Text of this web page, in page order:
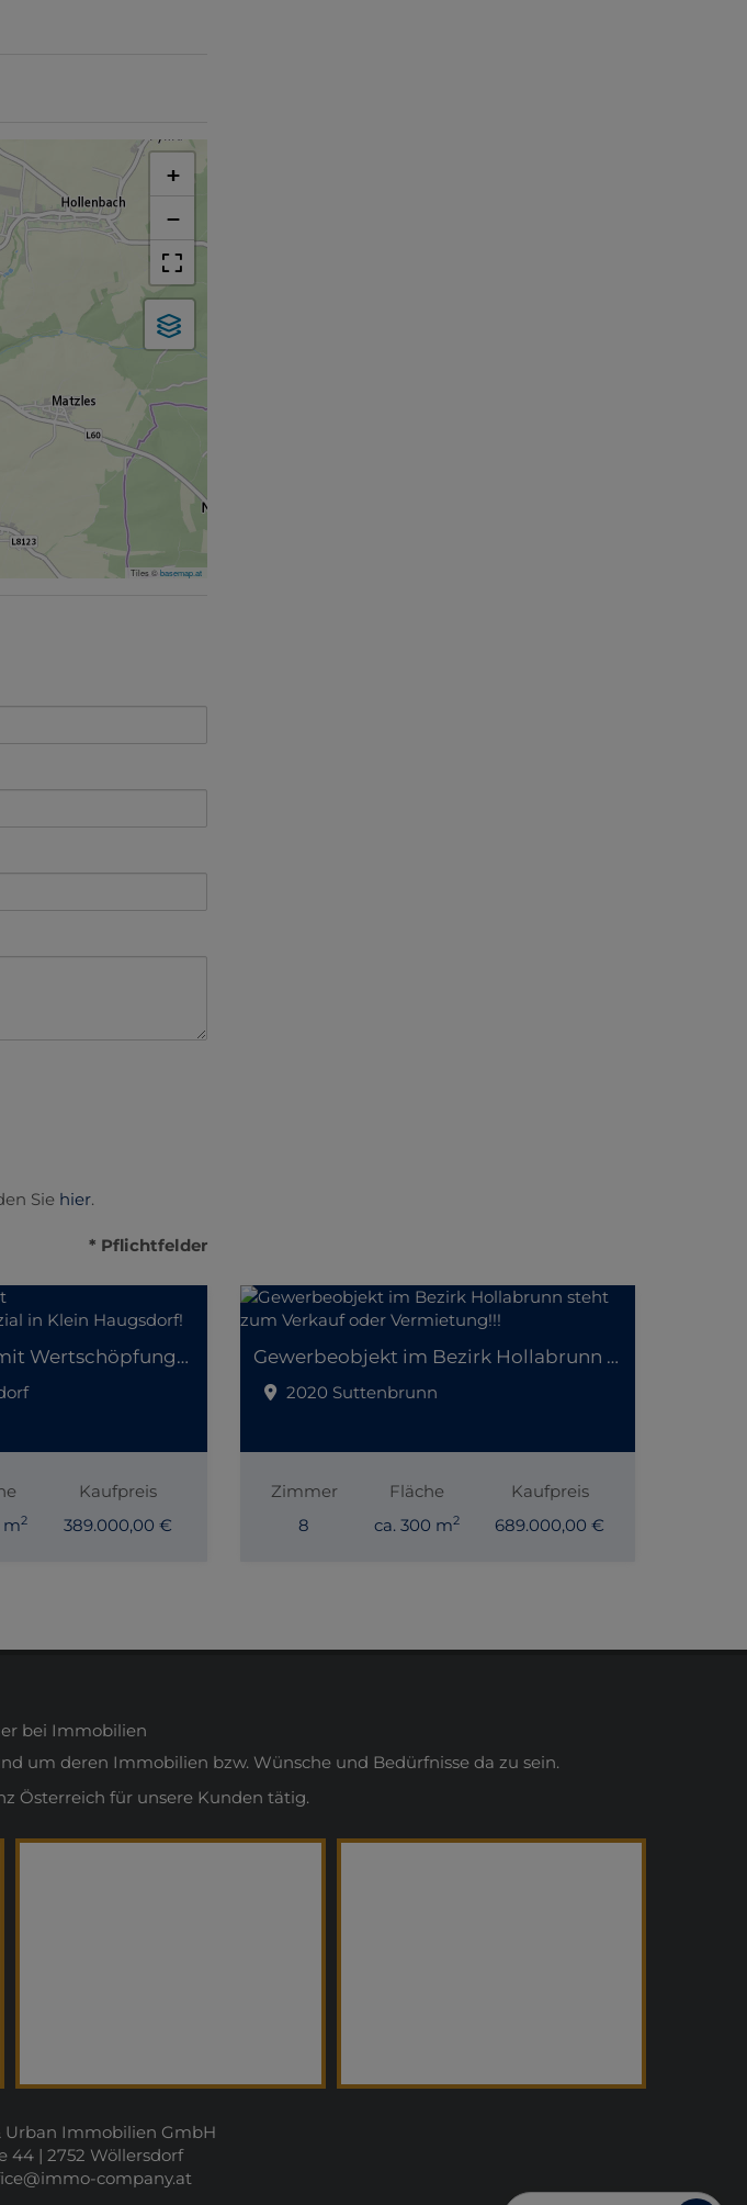
+
−
Tiles ©basemap.at
Sie hier.
* Pflichtfelder
Lukratives Objekt mit Wertschöpfungspotenzial in Klein Haugsdorf!
m2
Kaufpreis
389.000,00 €
Gewerbeobjekt im Bezirk Hollabrunn steht zum Verkauf oder Vermietung!!!
2020 Suttenbrunn
Zimmer
8
Fläche
ca. 300 m2
Kaufpreis
689.000,00 €
bei Immobilien
um deren Immobilien bzw. Wünsche und Bedürfnisse da zu sein.
Österreich für unsere Kunden tätig.
Urban Immobilien GmbH
44 | 2752 Wöllersdorf
company.at